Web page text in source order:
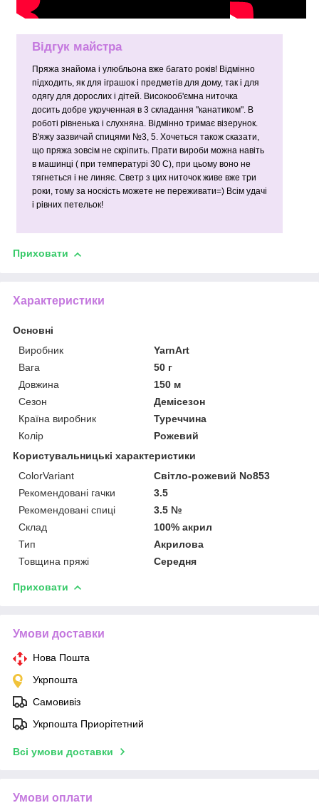
Відгук майстра
Пряжа знайома і улюбльона вже багато років! Відмінно
підходить, як для іграшок і предметів для дому, так і для
одягу для дорослих і дітей. Високооб'ємна ниточка
досить добре укрученная в 3 складання "канатиком". В
роботі рівненька і слухняна. Відмінно тримає візерунок.
В'яжу зазвичай спицями №3, 5. Хочеться також сказати,
що пряжа зовсім не скріпить. Прати вироби можна навіть
в машинці ( при температурі 30 С), при цьому воно не
тягнеться і не линяє. Светр з цих ниточок живе вже три
роки, тому за носкість можете не переживати=) Всім удачі
і рівних петельок!
Приховати
Характеристики
Основні
Виробник
YarnArt
Вага
50 г
Довжина
150 м
Сезон
Демісезон
Країна виробник
Туреччина
Колір
Рожевий
Користувальницькі характеристики
ColorVariant
Світло-рожевий No853
Рекомендовані гачки
3.5
Рекомендовані спиці
3.5 №
Склад
100% акрил
Тип
Акрилова
Товщина пряжі
Середня
Приховати
Умови доставки
Нова Пошта
Укрпошта
Самовивіз
Укрпошта Приорітетний
Всі умови доставки
Умови оплати